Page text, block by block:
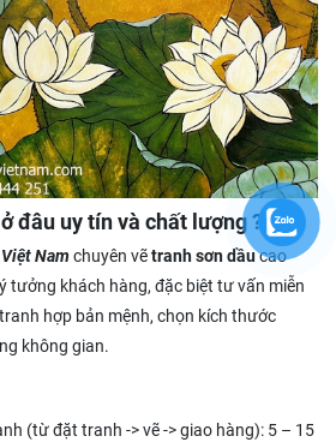
đâu uy tín và chất lượng ?
Nam chuyên vẽtranh sơn dầucao
tưởng khách hàng, đặc biệt tư vấn miễn
hợp bản mệnh, chọn kích thước
không gian.
(từ đặt tranh -> vẽ -> giao hàng): 5 – 15